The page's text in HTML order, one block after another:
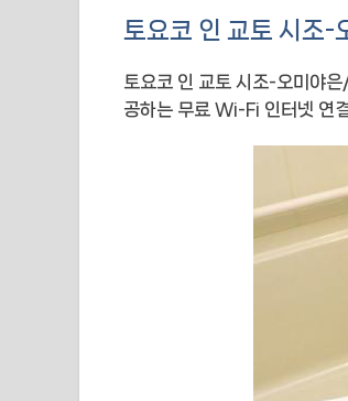
토요코 인 교토 시조-
토요코 인 교토 시조-오미야
공하는 무료 Wi-Fi 인터넷 연